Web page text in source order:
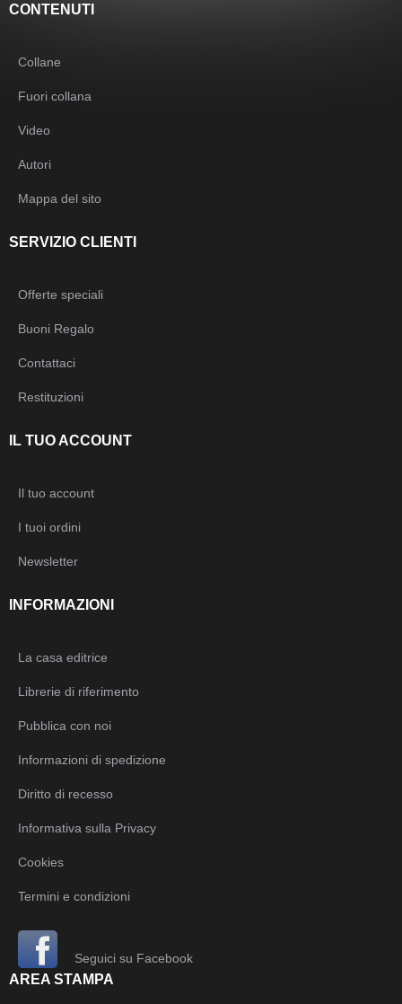
CONTENUTI
Collane
Fuori collana
Video
Autori
Mappa del sito
SERVIZIO CLIENTI
Offerte speciali
Buoni Regalo
Contattaci
Restituzioni
IL TUO ACCOUNT
Il tuo account
I tuoi ordini
Newsletter
INFORMAZIONI
La casa editrice
Librerie di riferimento
Pubblica con noi
Informazioni di spedizione
Diritto di recesso
Informativa sulla Privacy
Cookies
Termini e condizioni
Seguici su Facebook
AREA STAMPA